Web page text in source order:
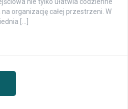
organizację całej przestrzeni. W
[…]